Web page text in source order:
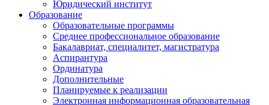
Юридический институт
Образование
Образовательные программы
Среднее профессиональное образование
Бакалавриат, специалитет, магистратура
Аспирантура
Ординатура
Дополнительные
Планируемые к реализации
Электронная информационная образовательная